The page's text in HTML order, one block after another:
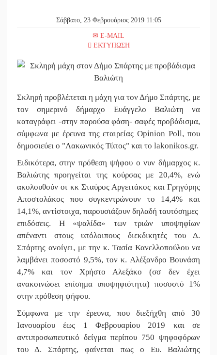
Σάββατο, 23 Φεβρουάριος 2019 11:05
E-MAIL
ΕΚΤΥΠΩΣΗ
Σκληρή προβλέπεται η μάχη για τον Δήμο Σπάρτης, με
τον σημερινό δήμαρχο Ευάγγελο Βαλιώτη να
καταγράφει -στην παρούσα φάση- σαφές προβάδισμα,
σύμφωνα με έρευνα της εταιρείας Opinion Poll, που
δημοσιεύει ο "Λακωνικός Τύπος" και το lakonikos.gr.
Ειδικότερα, στην πρόθεση ψήφου ο νυν δήμαρχος κ.
Βαλιώτης προηγείται της κούρσας με 20,4%, ενώ
ακολουθούν οι κκ Σταύρος Αργειτάκος και Γρηγόρης
Αποστολάκος που συγκεντρώνουν το 14,4% και
14,1%, αντίστοιχα, παρουσιάζουν δηλαδή ταυτόσημες
επιδόσεις. Η «ψαλίδα» των τριών υποψηφίων
απέναντι στους υπόλοιπους διεκδικητές του Δ.
Σπάρτης ανοίγει, με την κ. Τασία Κανελλοπούλου να
λαμβάνει ποσοστό 9,5%, τον κ. Αλέξανδρο Βουνάση
4,7% και τον Χρήστο Αλεξάκο (σσ δεν έχει
ανακοινώσει επίσημα υποψηφιότητα) ποσοστό 1%
στην πρόθεση ψήφου.
Σύμφωνα με την έρευνα, που διεξήχθη από 30
Ιανουαρίου έως 1 Φεβρουαρίου 2019 και σε
αντιπροσωπευτικό δείγμα περίπου 750 ψηφοφόρων
του Δ. Σπάρτης, φαίνεται πως ο Ευ. Βαλιώτης